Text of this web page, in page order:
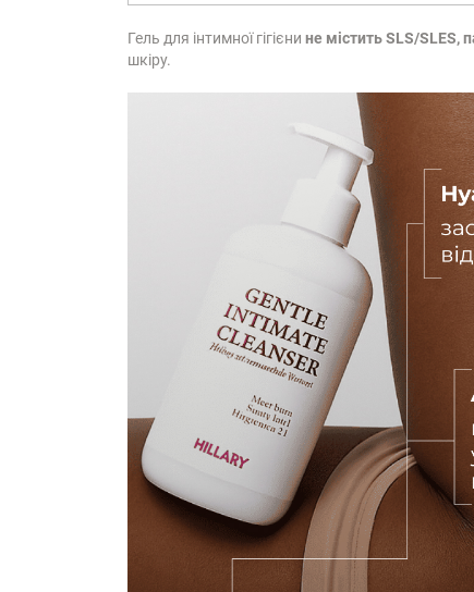
Гель для інтимної гігієни не містить SLS/SLES,
шкіру.